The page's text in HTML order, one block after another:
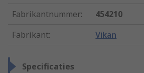
Fabrikantnummer:
454210
Fabrikant: Vikan
Specificaties